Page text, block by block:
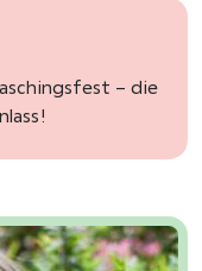
– die